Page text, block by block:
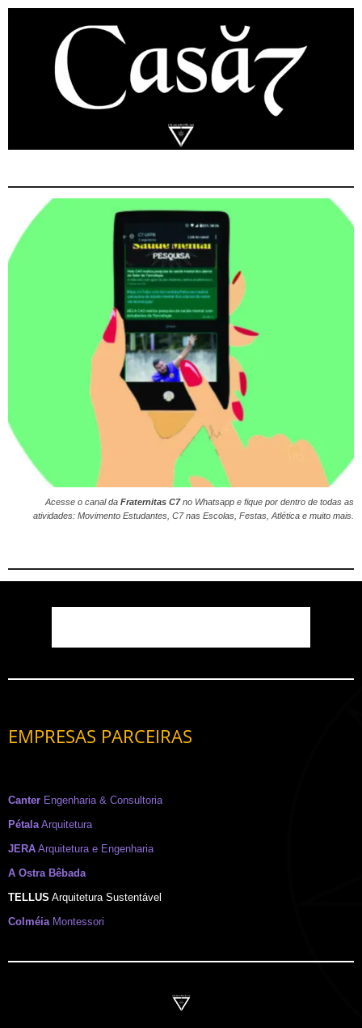
Acesse o canal da Fraternitas C7no Whatsapp e fique por dentro de todas as
atividades: Movimento Estudantes, C7 nas Escolas, Festas, Atlética e muito mais.
EMPRESAS PARCEIRAS
Canter Engenharia & Consultoria
Pétala Arquitetura
JERA Arquitetura e Engenharia
A Ostra Bêbada
TELLUS Arquitetura Sustentável
Colméia Montessori